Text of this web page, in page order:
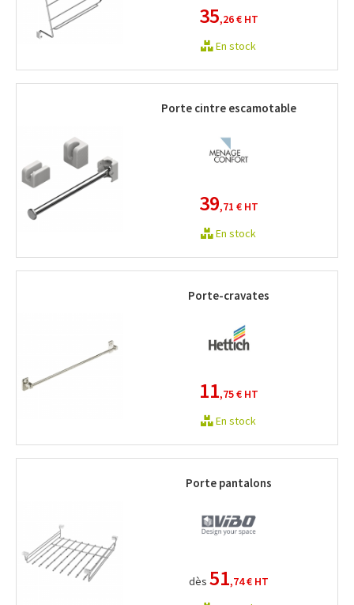
35,26 €HT
En stock
Porte cintre escamotable
39,71 €HT
En stock
Porte-cravates
11,75 €HT
En stock
Porte pantalons
dès 51,74 €HT